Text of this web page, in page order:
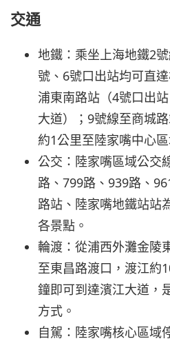
交通
地鐵：乘坐上海地鐵2
號、6號口出站均可直
浦東南路站（4號口出
大道）；9號線至商城
約1公里至陸家嘴中心區
公交：陸家嘴區域公交
路、799路、939路、
路站、陸家嘴地鐵站站
各景點。
輪渡：從浦西外灘金陵
至東昌路渡口，渡江約
鐘即可到達濱江大道，
方式。
自駕：陸家嘴核心區域